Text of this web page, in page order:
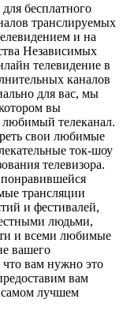
бесплатного
транслируемых
и на
Независимых
телевидение в
каналов
для вас, мы
вы
любимый телеканал.
свои любимые
ток-шоу
телевизора.
понравившейся
трансляции
и фестивалей,
людьми,
и всеми любимые
вашего
вам нужно это
вам
самом лучшем